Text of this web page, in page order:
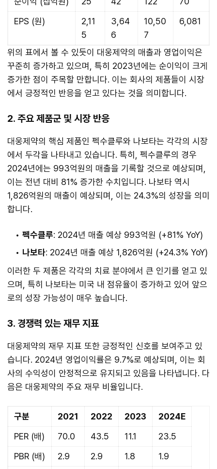
EPS (원)
2,11
5
3,64
6
10,50
7
6,081
위의 표에서 볼 수 있듯이 대웅제약의 매출과 영업이익은
꾸준히 증가하고 있으며, 특히 2023년에는 순이익이 크게
증가한 점이 주목할 만합니다. 이는 회사의 제품들이 시장
에서 긍정적인 반응을 얻고 있다는 것을 의미합니다.
2. 주요 제품군 및 시장 반응
대웅제약의 핵심 제품인 펙수클루와 나보타는 각각의 시장
에서 두각을 나타내고 있습니다. 특히, 펙수클루의 경우
2024년에는 993억원의 매출을 기록할 것으로 예상되며,
이는 전년 대비 81% 증가한 수치입니다. 나보타 역시
1,826억원의 매출이 예상되며, 이는 24.3%의 성장을 의미
합니다.
펙수클루: 2024년 매출 예상 993억원 (+81% YoY)
나보타: 2024년 매출 예상 1,826억원 (+24.3% YoY)
이러한 두 제품은 각각의 치료 분야에서 큰 인기를 얻고 있
으며, 특히 나보타는 미국 내 점유율이 증가하고 있어 앞으
로의 성장 가능성이 매우 높습니다.
3. 경쟁력 있는 재무 지표
대웅제약의 재무 지표 또한 긍정적인 신호를 보여주고 있
습니다. 2024년 영업이익률은 9.7%로 예상되며, 이는 회
사의 수익성이 안정적으로 유지되고 있음을 나타냅니다. 다
음은 대웅제약의 주요 재무 비율입니다.
구분 2021 2022 2023
2024E
PER (배)
70.0 43.5 11.1
23.5
PBR (배)
2.9 2.9 1.8 1.9